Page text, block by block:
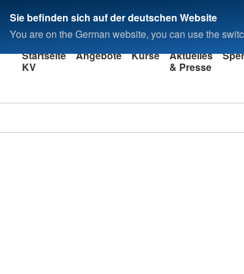
Sie befinden sich auf der deutschen Website
You are on the German website, you can use the
Ahrweiler e.V.
Startseite
KV
Angebote Kurse
Aktuelles
& Presse